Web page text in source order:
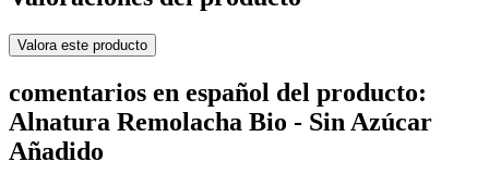
Valora este producto
comentarios en español del producto:
Alnatura Remolacha Bio - Sin Azúcar
Añadido